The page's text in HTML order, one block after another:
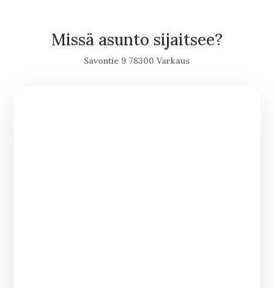
Missä asunto sijaitsee?
Savontie 9 78300 Varkaus